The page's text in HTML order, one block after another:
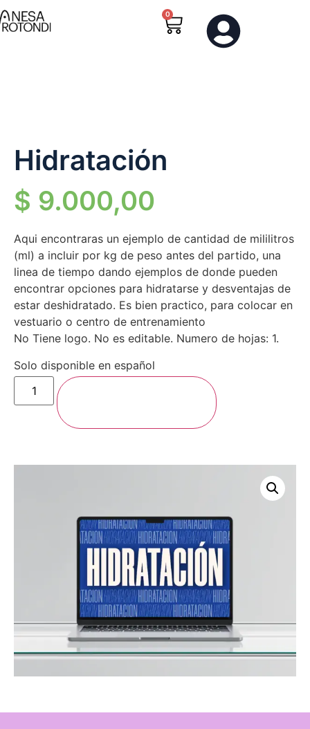
0
Hidratación
$ 9.000,00
Aqui encontraras un ejemplo de cantidad de mililitros
(ml) a incluir por kg de peso antes del partido, una
linea de tiempo dando ejemplos de donde pueden
encontrar opciones para hidratarse y desventajas de
estar deshidratado. Es bien practico, para colocar en
vestuario o centro de entrenamiento
No Tiene logo. No es editable. Numero de hojas: 1.
Solo disponible en español